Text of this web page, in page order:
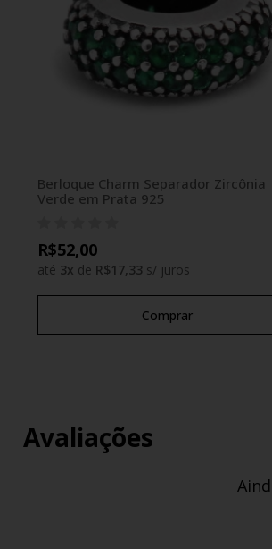
Berloque Charm Separador Zircônia
Verde em Prata 925
R$52,00
até 3x de R$17,33 s/ juros
Comprar
Avaliações